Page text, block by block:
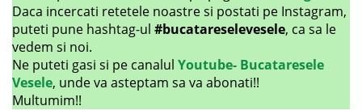
Daca incercati retetele noastre si postati pe Instagram,
puteti pune hashtag-ul #bucatareselevesele, ca sa le
vedem si noi.
Ne puteti gasi si pe canalul Youtube- Bucataresele
Vesele, unde va asteptam sa va abonati!!
Multumim!!